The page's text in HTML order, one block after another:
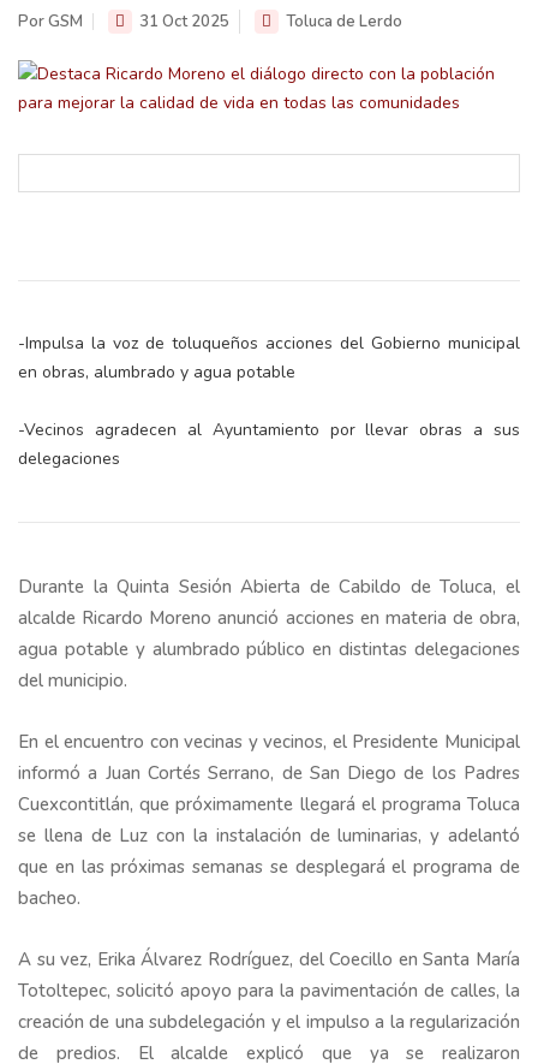
Por GSM 31 Oct 2025 Toluca de Lerdo
-Impulsa la voz de toluqueños acciones del Gobierno municipal
en obras, alumbrado y agua potable
-Vecinos agradecen al Ayuntamiento por llevar obras a sus
delegaciones
Durante la Quinta Sesión Abierta de Cabildo de Toluca, el
alcalde Ricardo Moreno anunció acciones en materia de obra,
agua potable y alumbrado público en distintas delegaciones
del municipio.
En el encuentro con vecinas y vecinos, el Presidente Municipal
informó a Juan Cortés Serrano, de San Diego de los Padres
Cuexcontitlán, que próximamente llegará el programa Toluca
se llena de Luz con la instalación de luminarias, y adelantó
que en las próximas semanas se desplegará el programa de
bacheo.
A su vez, Erika Álvarez Rodríguez, del Coecillo en Santa María
Totoltepec, solicitó apoyo para la pavimentación de calles, la
creación de una subdelegación y el impulso a la regularización
de predios. El alcalde explicó que ya se realizaron